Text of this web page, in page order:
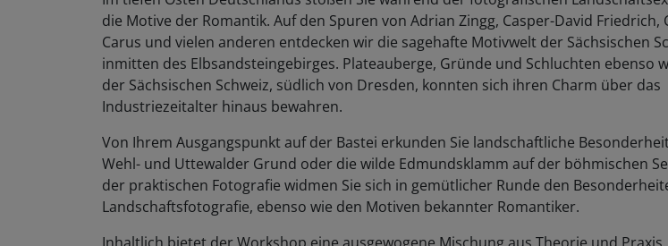
die Motive der Romantik. Auf den Spuren von Adrian Zingg, Casper-David Friedrich,
Carus und vielen anderen entdecken wir die sagehafte Motivwelt der Sächsischen
inmitten des Elbsandsteingebirges. Plateauberge, Gründe und Schluchten ebenso
der Sächsischen Schweiz, südlich von Dresden, konnten sich ihren Charm über das
Industriezeitalter hinaus bewahren.
Von Ihrem Ausgangspunkt auf der Bastei erkunden Sie landschaftliche
Wehl- und Uttewalder Grund oder die wilde Edmundsklamm auf der böhmischen
der praktischen Fotografie widmen Sie sich in gemütlicher Runde den
Landschaftsfotografie, ebenso wie den Motiven bekannter Romantiker.